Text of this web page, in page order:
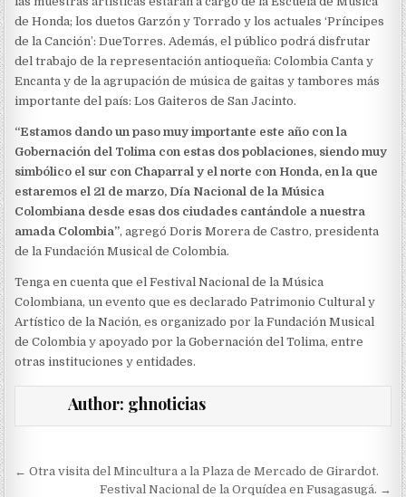
de Honda; los duetos Garzón y Torrado y los actuales ‘Príncipes
de la Canción’: DueTorres. Además, el público podrá disfrutar
del trabajo de la representación antioqueña: Colombia Canta y
Encanta y de la agrupación de música de gaitas y tambores más
importante del país: Los Gaiteros de San Jacinto.
“Estamos dando un paso muy importante este año con la
Gobernación del Tolima con estas dos poblaciones, siendo muy
simbólico el sur con Chaparral y el norte con Honda, en la que
estaremos el 21 de marzo, Día Nacional de la Música
Colombiana desde esas dos ciudades cantándole a nuestra
amada Colombia”, agregó Doris Morera de Castro, presidenta
de la Fundación Musical de Colombia.
Tenga en cuenta que el Festival Nacional de la Música
Colombiana, un evento que es declarado Patrimonio Cultural y
Artístico de la Nación, es organizado por la Fundación Musical
de Colombia y apoyado por la Gobernación del Tolima, entre
otras instituciones y entidades.
Author: ghnoticias
Navegación
← Otra visita del Mincultura a la Plaza de Mercado de Girardot.
Festival Nacional de la Orquídea en Fusagasugá. →